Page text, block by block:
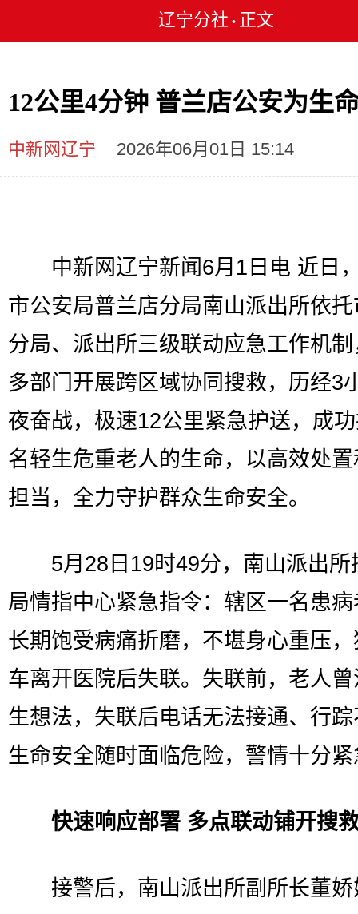
辽宁分社 • 正文
12公里4分钟 普兰店公安为生
中新网辽宁 2026年06月01日 15:14
中新网辽宁新闻6月1日电 近日
市公安局普兰店分局南山派出所依
分局、派出所三级联动应急工作机
多部门开展跨区域协同搜救，历经3
夜奋战，极速12公里紧急护送，成
名轻生危重老人的生命，以高效处
担当，全力守护群众生命安全。
5月28日19时49分，南山派出所
局情指中心紧急指令：辖区一名患
长期饱受病痛折磨，不堪身心重压
车离开医院后失联。失联前，老人
生想法，失联后电话无法接通、行
生命安全随时面临危险，警情十分
快速响应部署 多点联动铺开搜
接警后，南山派出所副所长董娇